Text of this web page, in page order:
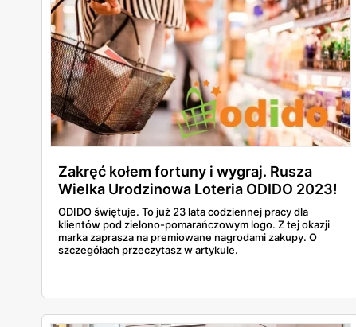
Zakręć kołem fortuny i wygraj. Rusza
Wielka Urodzinowa Loteria ODIDO 2023!
ODIDO świętuje. To już 23 lata codziennej pracy dla
klientów pod zielono-pomarańczowym logo. Z tej okazji
marka zaprasza na premiowane nagrodami zakupy. O
szczegółach przeczytasz w artykule.